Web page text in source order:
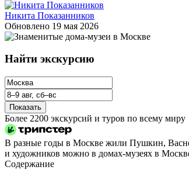
Никита Показанников
Обновлено 19 мая 2026
Найти экскурсию
Показать
Более 2200 экскурсий и туров по всему миру
В разные годы в Москве жили Пушкин,
и художников можно в домах-музеях в
Содержание